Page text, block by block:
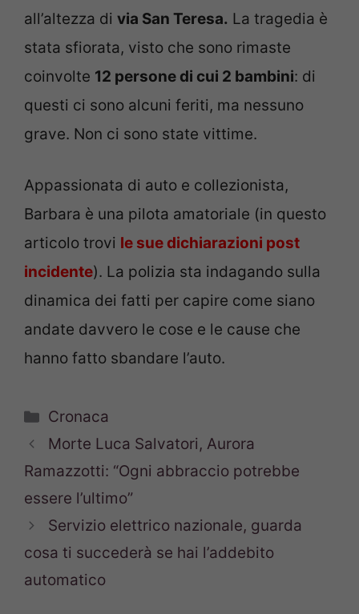
all’altezza di via San Teresa. La tragedia è
stata sfiorata, visto che sono rimaste
coinvolte 12 persone di cui 2 bambini: di
questi ci sono alcuni feriti, ma nessuno
grave. Non ci sono state vittime.
Appassionata di auto e collezionista,
Barbara è una pilota amatoriale (in questo
articolo trovi le sue dichiarazioni post
incidente). La polizia sta indagando sulla
dinamica dei fatti per capire come siano
andate davvero le cose e le cause che
hanno fatto sbandare l’auto.
Categorie
Cronaca
Morte Luca Salvatori, Aurora
Ramazzotti: “Ogni abbraccio potrebbe
essere l’ultimo”
Servizio elettrico nazionale, guarda
cosa ti succederà se hai l’addebito
automatico